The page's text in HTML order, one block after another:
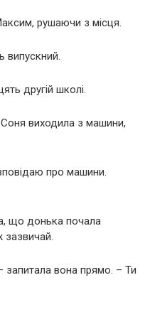
рушаючи з місця.
випускний.
другій школі.
виходила з машини,
про машини.
що донька почала
зазвичай.
вона прямо. – Ти